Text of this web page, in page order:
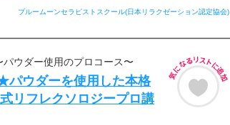
ブルームーンセラピストスクール(日本リラクゼーション認定協会)
ウダー使用のプロコース〜
パウダーを使用した本格
リフレクソロジープロ講